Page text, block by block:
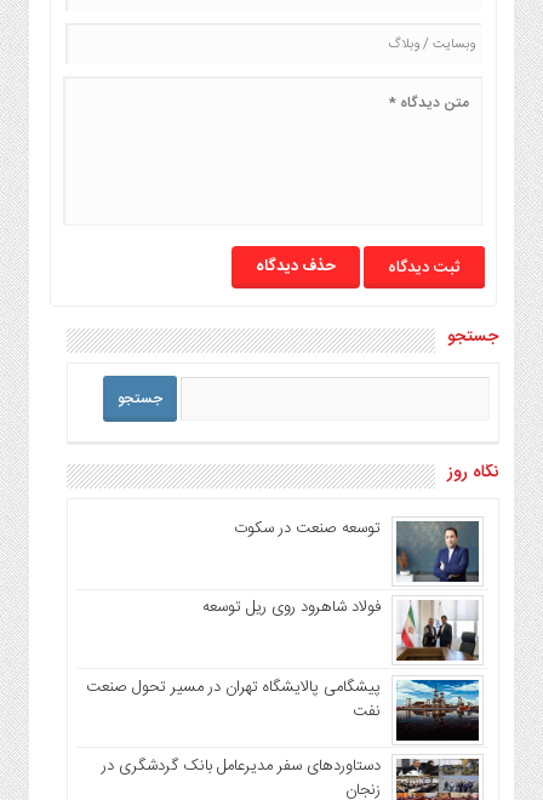
حذف دیدگاه
جستجو
نگاه روز
توسعه صنعت در سکوت
فولاد شاهرود روی ریل توسعه
پیشگامی پالایشگاه تهران در مسیر تحول صنعت
نفت
دستاوردهای سفر مدیرعامل بانک گردشگری در
زنجان